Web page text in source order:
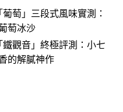
萄」三段式風味實測：
萄冰沙
觀音」終極評測：小七
的解膩神作